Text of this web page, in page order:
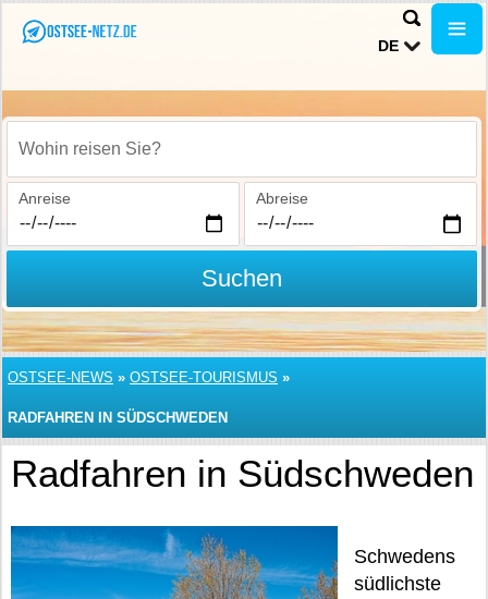
DE
Wohin reisen Sie?
Anreise Abreise
Suchen
OSTSEE-NEWS » OSTSEE-TOURISMUS »
RADFAHREN IN SÜDSCHWEDEN
Radfahren in Südschweden
Schwedens
südlichste